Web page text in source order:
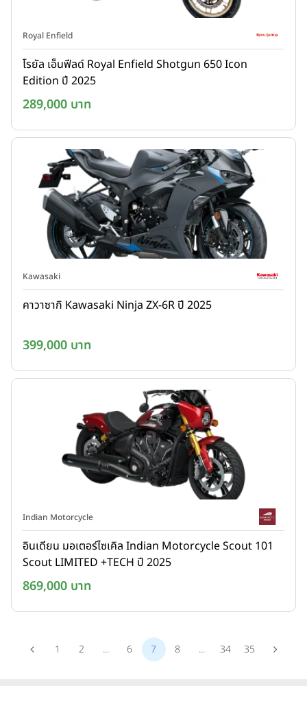
Royal Enfield
โรยัล เอ็นฟีลด์ Royal Enfield Shotgun 650 Icon
Edition ปี 2025
289,000 บาท
Kawasaki
คาวาซากิ Kawasaki Ninja ZX-6R ปี 2025
399,000 บาท
Indian Motorcycle
อินเดียน มอเตอร์ไซเคิล Indian Motorcycle Scout 101
Scout LIMITED +TECH ปี 2025
869,000 บาท
1 2 ... 6 7 8 ... 34 35